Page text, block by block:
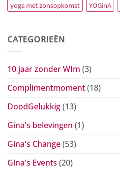
yoga met zonsopkomst
YOGinA
CATEGORIEËN
10 jaar zonder WIm (3)
Complimentmoment(18)
DoodGelukkig(13)
Gina's belevingen (1)
Gina's Change(53)
Gina's Events (20)